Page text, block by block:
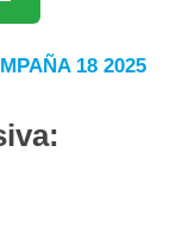
18 2025